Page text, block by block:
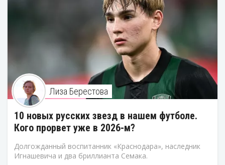
Лиза Берестова
10 новых русских звезд в нашем футболе.
Кого прорвет уже в 2026-м?
Долгожданный воспитанник «Краснодара», наследник
Игнашевича и два бриллианта Семака.